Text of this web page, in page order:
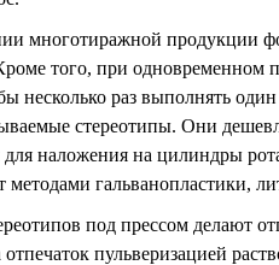
многотиражной продукции
того, при одновременном
несколько раз выполнять
стереотипы. Они
для наложения на цилиндры
гальванопластики,
под прессом делают
пульверизацией